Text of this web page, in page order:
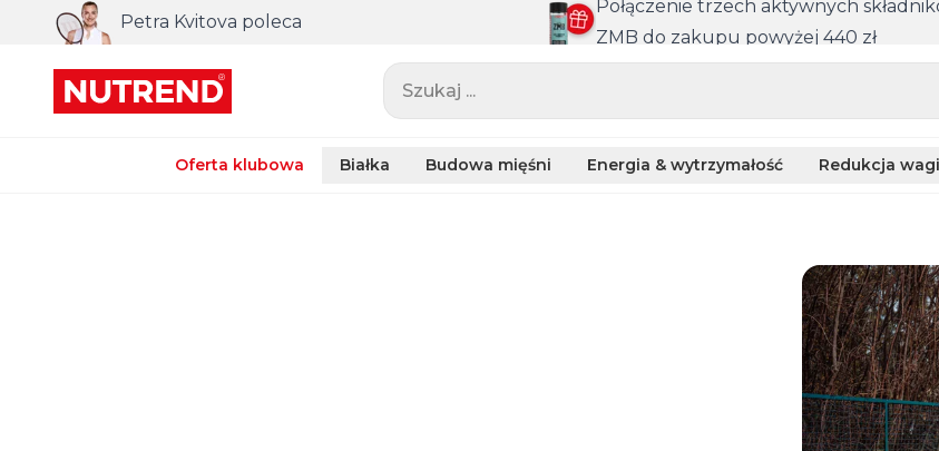
Petra Kvitova poleca
Połączenie trzech aktywnych
ZMB do zakupu powyżej 440 zł
Szukaj ...
Oferta klubowa Białka Budowa mięśni Energia & wytrzymałość Redukcja wagi